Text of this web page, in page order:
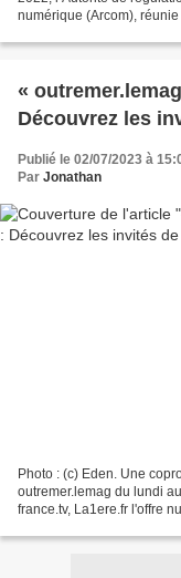
numérique (Arcom),
«
Découvrez les
Publié le 02/07/2023 à
Par Jonathan
Photo : (c) Eden. Une
outremer.lemag du lundi
france.tv, La1ere.fr l'offre